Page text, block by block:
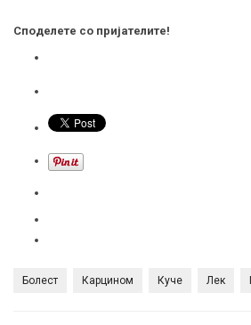
Споделете со пријателите!
Болест Карцином Куче Лек